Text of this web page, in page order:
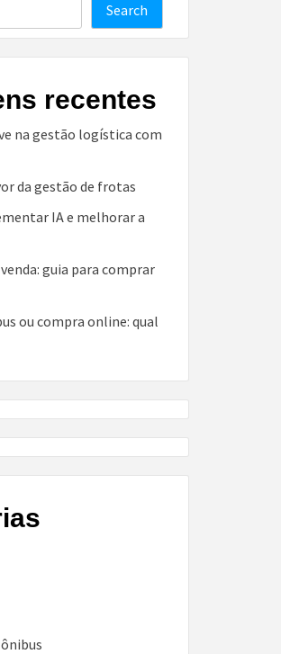
Search
recentes
na gestão logística com
da gestão de frotas
IA e melhorar a
guia para comprar
ou compra online: qual